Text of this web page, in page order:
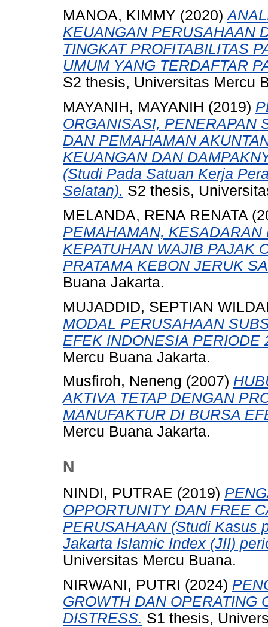
MANOA, KIMMY (2020)
KEUANGAN PERUSAHAAN
TINGKAT PROFITABILITAS
UMUM YANG TERDAFTAR
S2 thesis, Universitas Mercu
MAYANIH, MAYANIH (2019)
ORGANISASI, PENERAPAN
DAN PEMAHAMAN
KEUANGAN DAN
(Studi Pada Satuan Kerja
Selatan). S2 thesis,
MELANDA, RENA RENATA
PEMAHAMAN,
KEPATUHAN WAJIB PAJAK
PRATAMA KEBON JERUK
Buana Jakarta.
MUJADDID, SEPTIAN
MODAL PERUSAHAAN
EFEK INDONESIA PERIODE
Mercu Buana Jakarta.
Musfiroh, Neneng (2007)
AKTIVA TETAP DENGAN
MANUFAKTUR DI BURSA
Mercu Buana Jakarta.
N
NINDI, PUTRAE (2019)
OPPORTUNITY DAN FREE
PERUSAHAAN (Studi Kasus
Jakarta Islamic Index (JII)
Universitas Mercu Buana.
NIRWANI, PUTRI (2024)
GROWTH DAN OPERATING
DISTRESS. S1 thesis,